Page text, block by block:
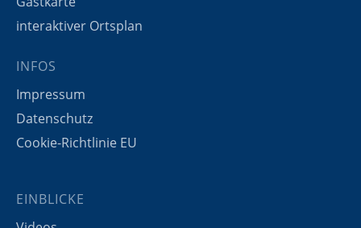
interaktiver Ortsplan
INFOS
Impressum
Datenschutz
Cookie-Richtlinie EU
EINBLICKE